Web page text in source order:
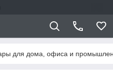
для дома, офиса и